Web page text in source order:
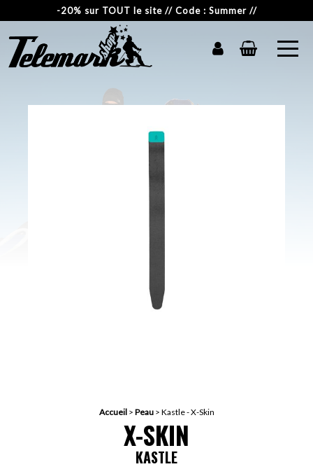
-20% sur TOUT le site // Code : Summer //
Accueil> Peau> Kastle - X-Skin
X-SKIN
KASTLE